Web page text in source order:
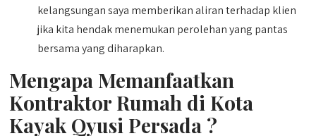
kelangsungan saya memberikan aliran terhadap klien
jika kita hendak menemukan perolehan yang pantas
bersama yang diharapkan.
Mengapa Memanfaatkan
Kontraktor Rumah di Kota
Kayak Qyusi Persada ?